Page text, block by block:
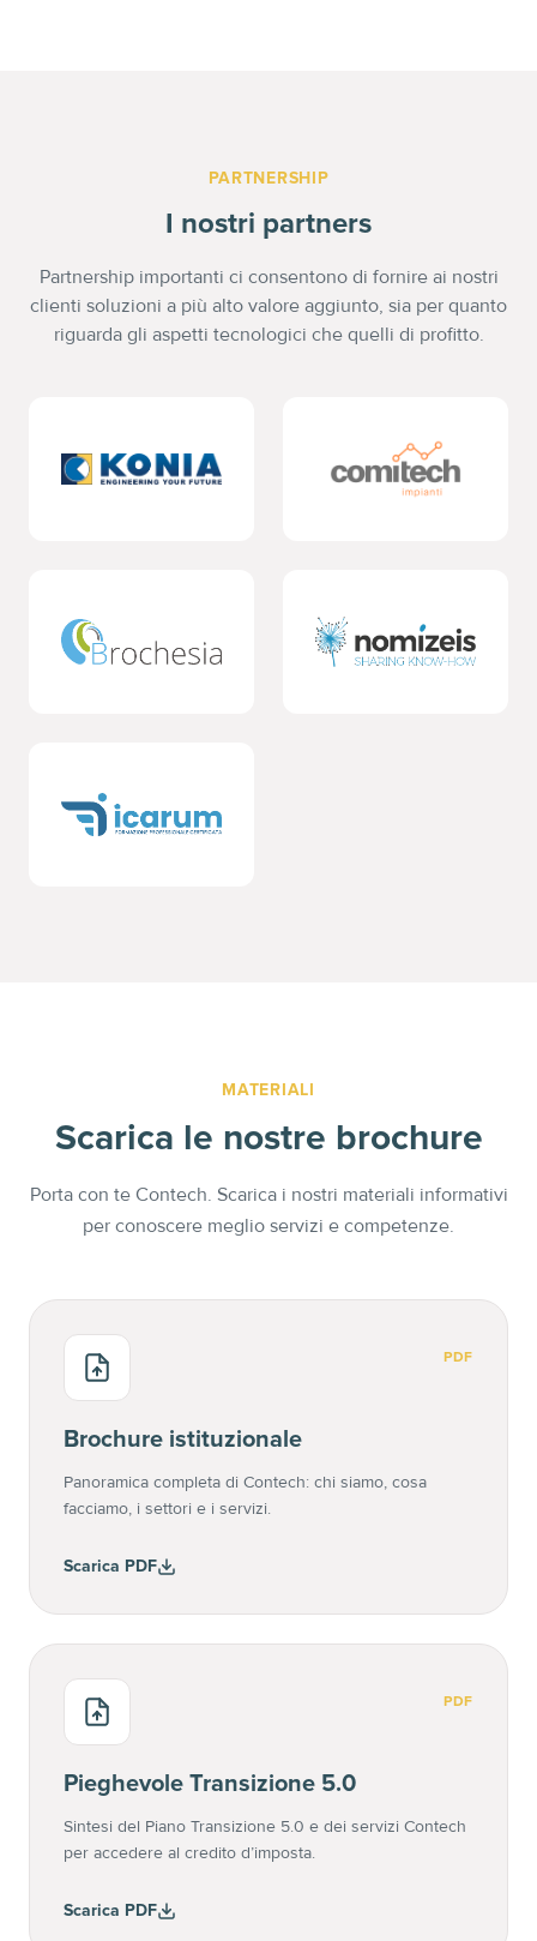
PARTNERSHIP
I nostri partners
Partnership importanti ci consentono di fornire ai nostri
clienti soluzioni a più alto valore aggiunto, sia per quanto
riguarda gli aspetti tecnologici che quelli di profitto.
MATERIALI
Scarica le nostre brochure
Porta con te Contech. Scarica i nostri materiali informativi
per conoscere meglio servizi e competenze.
PDF
Brochure istituzionale
Panoramica completa di Contech: chi siamo, cosa
facciamo, i settori e i servizi.
Scarica PDF
PDF
Pieghevole Transizione 5.0
Sintesi del Piano Transizione 5.0 e dei servizi Contech
per accedere al credito d’imposta.
Scarica PDF